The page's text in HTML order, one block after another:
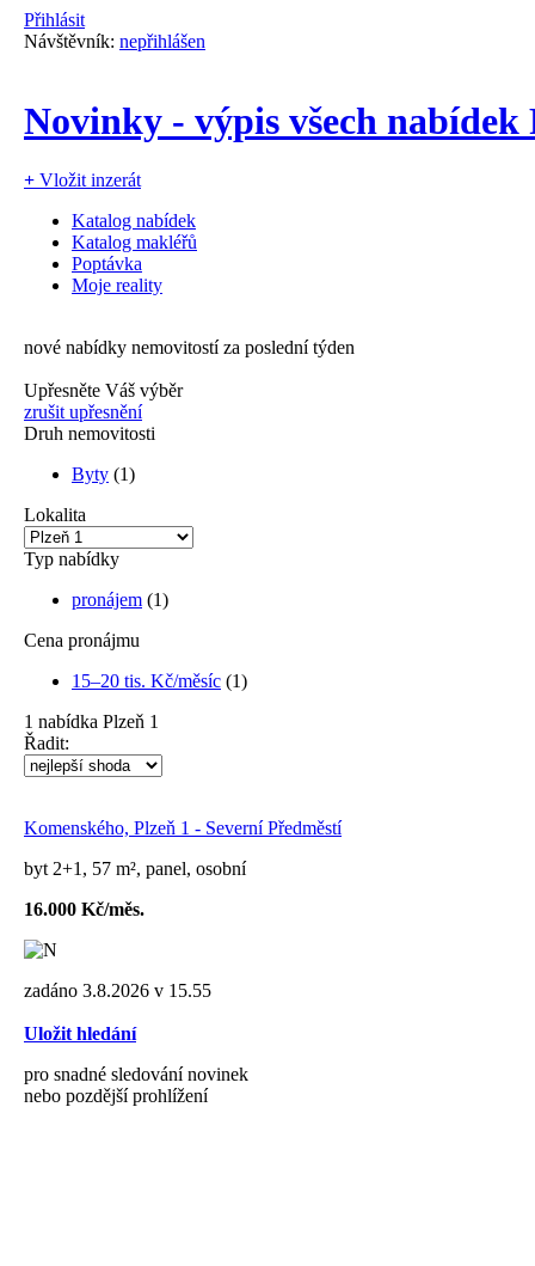
Přihlásit
Návštěvník: nepřihlášen
Novinky - výpis všech nabídek
+ Vložit inzerát
Katalog nabídek
Katalog makléřů
Poptávka
Moje reality
nové nabídky nemovitostí za poslední týden
Upřesněte Váš výběr
zrušit upřesnění
Druh nemovitosti
Byty (1)
Lokalita
Typ nabídky
pronájem (1)
Cena pronájmu
15–20 tis. Kč/měsíc (1)
1 nabídka Plzeň 1
Řadit:
Komenského, Plzeň 1 - Severní Předměstí
byt 2+1, 57 m², panel, osobní
16.000 Kč/měs.
zadáno 3.8.2026 v 15.55
Uložit hledání
pro snadné sledování novinek
nebo pozdější prohlížení